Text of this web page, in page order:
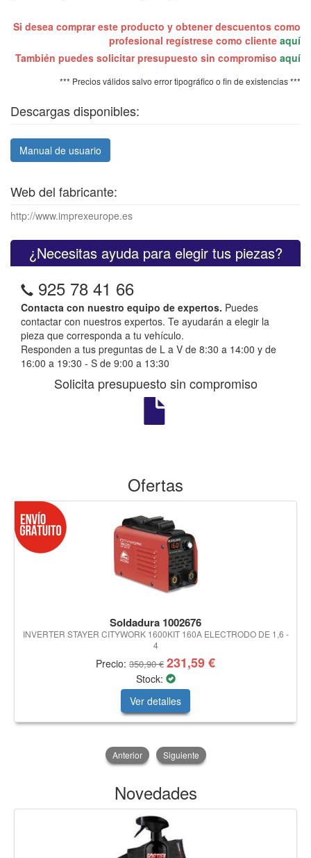
Si desea comprar este producto y obtener descuentos como
profesional regístrese como cliente aquí
También puedes solicitar presupuesto sin compromiso aquí
*** Precios válidos salvo error tipográfico o fin de existencias ***
Descargas disponibles:
Manual de usuario
Web del fabricante:
http://www.imprexeurope.es
¿Necesitas ayuda para elegir tus piezas?
925 78 41 66
Contacta con nuestro equipo de expertos. Puedes
contactar con nuestros expertos. Te ayudarán a elegir la
pieza que corresponda a tu vehículo.
Responden a tus preguntas de L a V de 8:30 a 14:00 y de
16:00 a 19:30 - S de 9:00 a 13:30
Solicita presupuesto sin compromiso
Ofertas
Soldadura 1002676
INVERTER STAYER CITYWORK 1600KIT 160A ELECTRODO DE 1,6 -
4
Precio: 350,90 € 231,59 €
Stock:
Ver detalles
Anterior Siguiente
Novedades